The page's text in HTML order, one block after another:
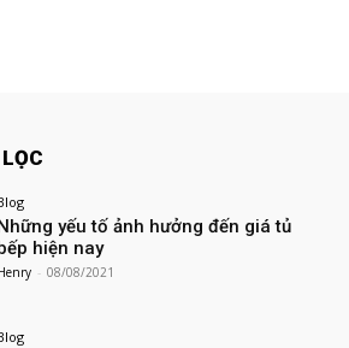
Những yếu tố ảnh hưởng đến giá tủ
bếp hiện nay
- 08/08/2021